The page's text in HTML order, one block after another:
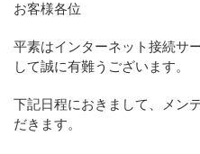
お客様各位
平素はインターネット接続サ
して誠に有難うございます。
下記日程におきまして、メン
だきます。